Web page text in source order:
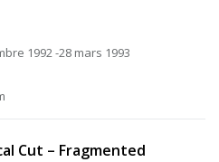
1992 -28 mars 1993
Cut – Fragmented